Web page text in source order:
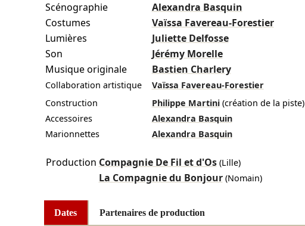
Scénographie
Alexandra Basquin
Costumes
Vaïssa Favereau-Forestier
Lumières
Juliette Delfosse
Son
Jérémy Morelle
Musique originale
Bastien Charlery
Collaboration artistique
Vaïssa Favereau-Forestier
Construction
Philippe Martini (création de la piste)
Accessoires
Alexandra Basquin
Marionnettes
Alexandra Basquin
Production Compagnie De Fil et d'Os(Lille)
La Compagnie du Bonjour(Nomain)
Dates Partenaires de production